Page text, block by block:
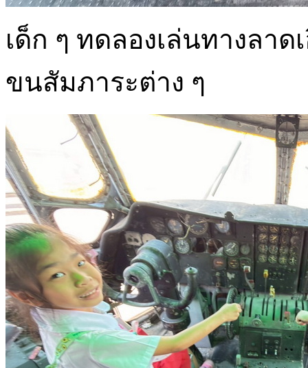
เด็ก ๆ ทดลองเล่นทางลาด
ขนสัมภาระต่าง ๆ